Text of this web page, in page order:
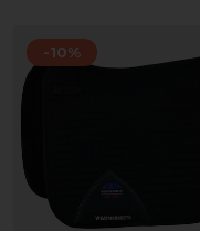
-10%